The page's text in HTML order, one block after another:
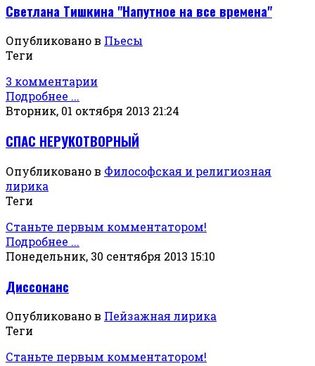
Светлана Тишкина "Напутное на все времена"
Опубликовано в Пьесы
Теги
3 комментарии
Подробнее ...
Вторник, 01 октября 2013 21:24
СПАС НЕРУКОТВОРНЫЙ
Опубликовано в Философская и религиозная
лирика
Теги
Станьте первым комментатором!
Подробнее ...
Понедельник, 30 сентября 2013 15:10
Диссонанс
Опубликовано в Пейзажная лирика
Теги
Станьте первым комментатором!